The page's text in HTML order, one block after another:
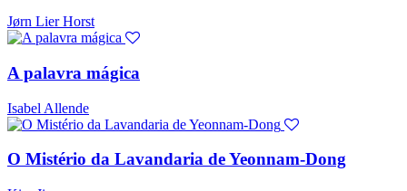
Jørn Lier Horst
A palavra mágica
Isabel Allende
O Mistério da Lavandaria de Yeonnam-Dong